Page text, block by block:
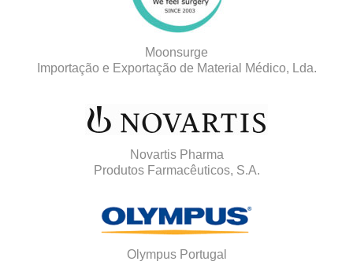
Moonsurge
Importação e Exportação de Material Médico, Lda.
Novartis Pharma
Produtos Farmacêuticos, S.A.
Olympus Portugal